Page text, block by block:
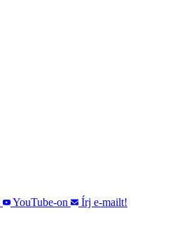
YouTube-on
Írj e-mailt!